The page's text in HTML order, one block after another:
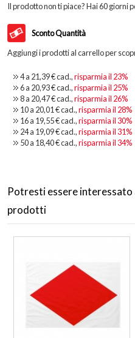
Il prodotto non ti piace? Hai 60 giorni
Sconto Quantità
Aggiungi i prodotti al carrello per
4 a 21,39 €cad.,risparmia il 23%
6 a 20,93 €cad.,risparmia il 25%
8 a 20,47 €cad.,risparmia il 26%
10 a 20,01 €cad.,risparmia il 28%
16 a 19,55 €cad.,risparmia il 30%
24 a 19,09 €cad.,risparmia il 31%
50 a 18,40 €cad.,risparmia il 34%
Potresti essere interessato
prodotti